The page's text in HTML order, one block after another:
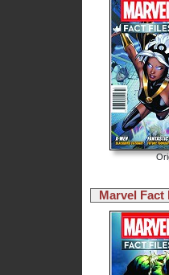
Marvel Fact